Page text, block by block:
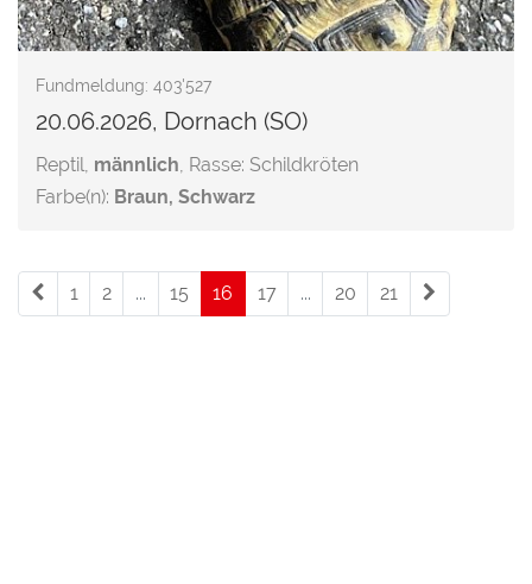
Fundmeldung: 403'527
20.06.2026, Dornach (SO)
Reptil, männlich, Rasse: Schildkröten
Farbe(n): Braun, Schwarz
1 2 ... 15 16 (current)
17 ... 20 21